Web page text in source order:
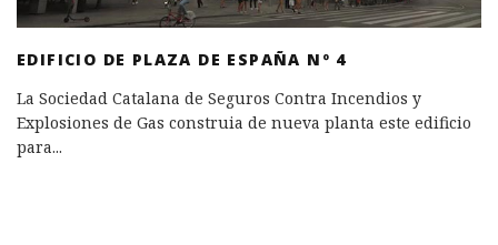
EDIFICIO DE PLAZA DE ESPAÑA Nº 4
La Sociedad Catalana de Seguros Contra Incendios y
Explosiones de Gas construia de nueva planta este edificio
para...